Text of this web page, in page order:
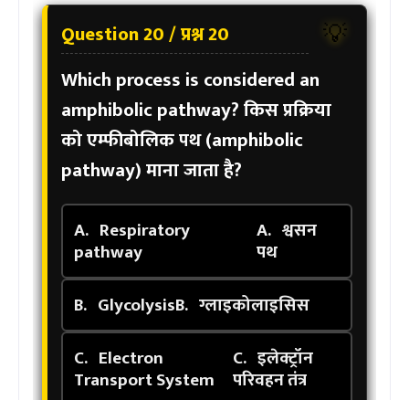
💡
Question 20 / प्रश्न 20
Which process is considered an
amphibolic pathway?किस प्रक्रिया
को एम्फीबोलिक पथ (amphibolic
pathway) माना जाता है?
A. Respiratory
pathway
A. श्वसन
पथ
B. GlycolysisB. ग्लाइकोलाइसिस
C. Electron
Transport System
C.इलेक्ट्रॉन
परिवहन तंत्र